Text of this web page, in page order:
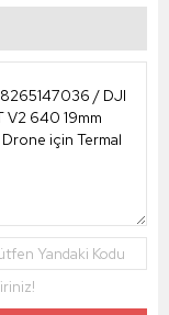
Yandaki Kodu